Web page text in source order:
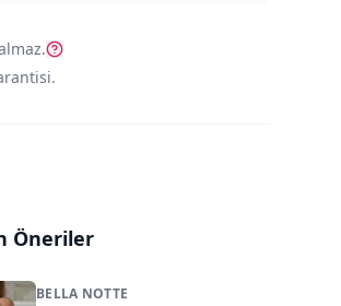
Öneriler
BELLA NOTTE